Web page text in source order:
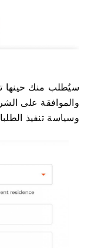
والموافقة على
وسياسة تنفيذ